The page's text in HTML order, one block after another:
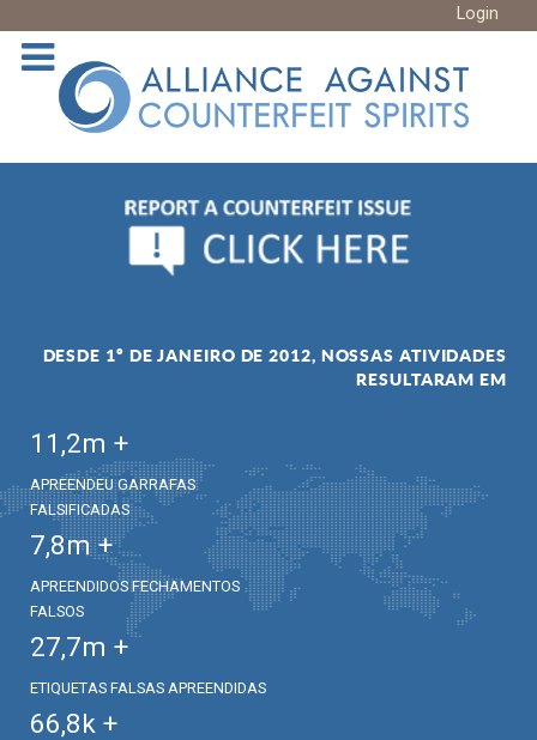
Login
DESDE 1º DE JANEIRO DE 2012, NOSSAS ATIVIDADES
RESULTARAM EM
11,2m +
APREENDEU GARRAFAS
FALSIFICADAS
7,8m +
APREENDIDOS FECHAMENTOS
FALSOS
27,7m +
ETIQUETAS FALSAS APREENDIDAS
66,8k +